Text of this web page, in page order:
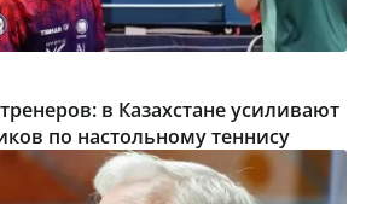
в Казахстане усиливают
по настольному теннису